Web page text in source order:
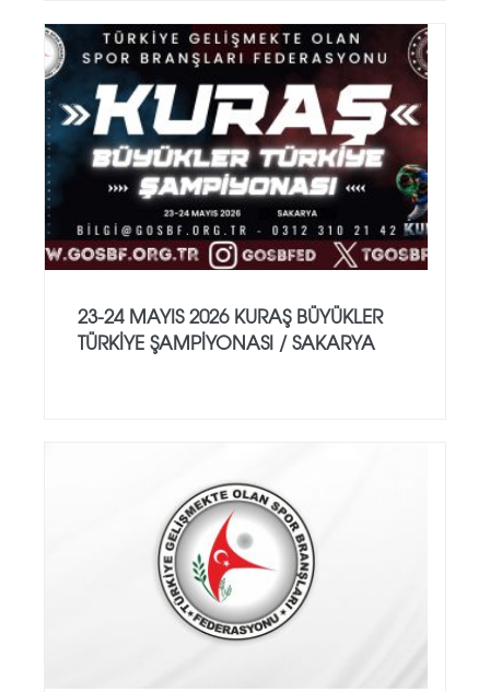
23-24 MAYIS 2026 KURAŞ BÜYÜKLER
TÜRKİYE ŞAMPİYONASI / SAKARYA